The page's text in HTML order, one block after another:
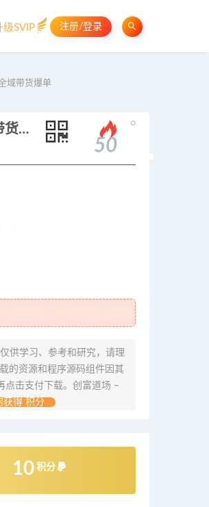
级SVIP 注册/登录
域带货爆单
2026抖音IP流量变现课：玩转千川投流，多玩法实操实现全域带货爆单
50
。
供学习、参考和研究，请理
的资源和程序源码组件因其
点击支付下载。创富道场 –
获得 积分
10 积分